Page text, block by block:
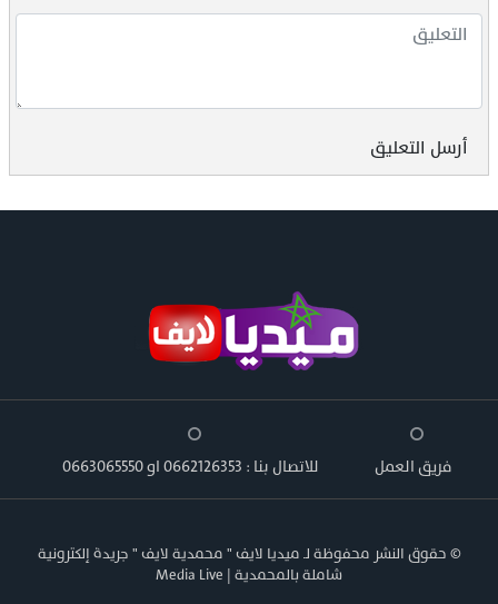
أرسل التعليق
فريق العمل للاتصال بنا : 0662126353 او 0663065550
© حقوق النشر محفوظة لـ ميديا لايف " محمدية لايف " جريدة إلكترونية
شاملة بالمحمدية | Media Live